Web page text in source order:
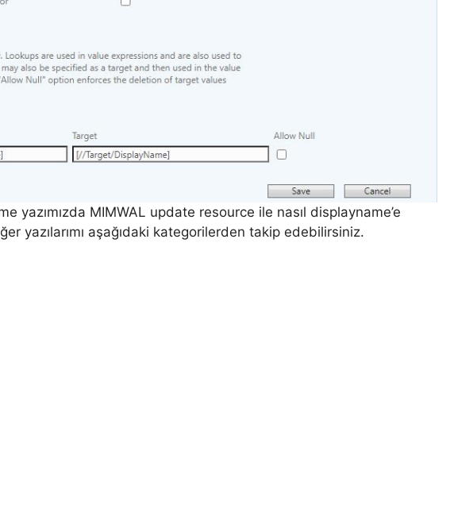
yazımızda MIMWAL update resource ile nasıl displayname’e
yazılarımı aşağıdaki kategorilerden takip edebilirsiniz.